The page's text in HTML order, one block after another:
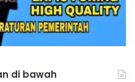
di bawah